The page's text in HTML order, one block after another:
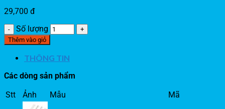
29,700 đ
Số lượng
Thêm vào giỏ
THÔNG TIN
Các dòng sản phẩm
Stt
Ảnh Mẫu Mã